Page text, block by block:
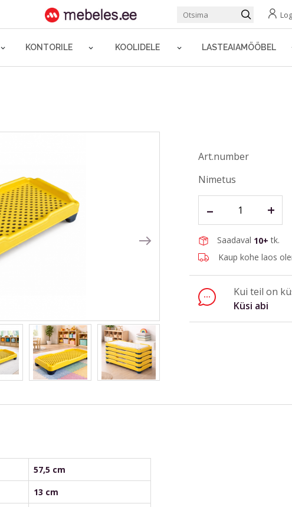
KONTORILE KOOLIDELE LASTEAIAMÖÖBEL
Art.number
Nimetus
– +
Saadaval 10+ tk.
Kaup kohe laos
Kui teil on
Küsi abi
57,5 cm
13 cm